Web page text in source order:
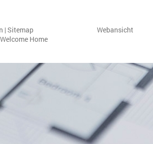
|Sitemap
Home
Webansicht